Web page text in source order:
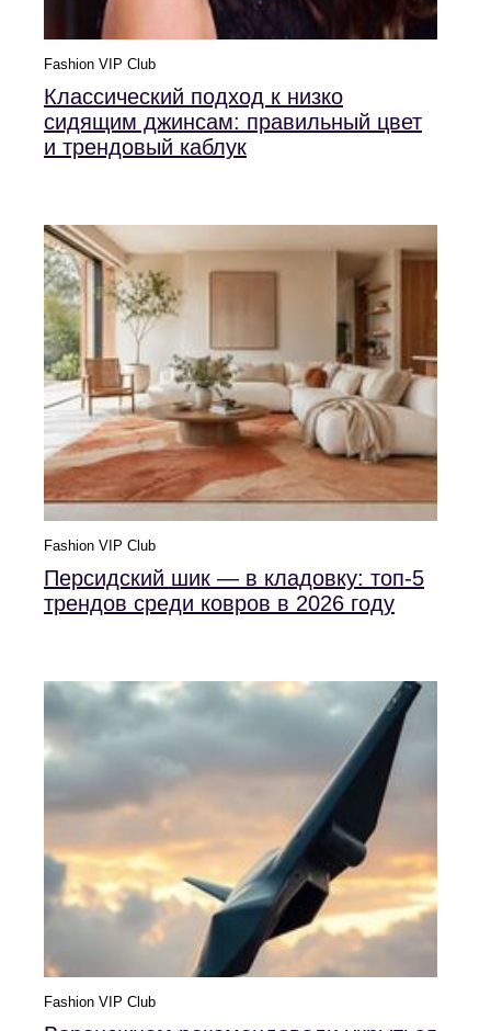
Fashion VIP Club
Классический подход к низко
сидящим джинсам: правильный цвет
и трендовый каблук
Fashion VIP Club
Персидский шик — в кладовку: топ-5
трендов среди ковров в 2026 году
Fashion VIP Club